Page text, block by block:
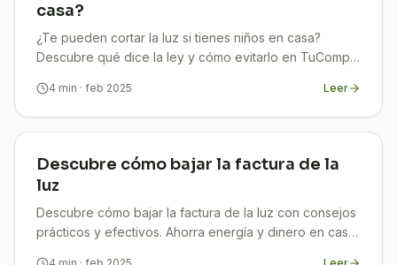
casa?
¿Te pueden cortar la luz si tienes niños en casa?
Descubre qué dice la ley y cómo evitarlo en TuCompi.
4 min · feb 2025 Leer
Descubre cómo bajar la factura de la
luz
Descubre cómo bajar la factura de la luz con consejos
prácticos y efectivos. Ahorra energía y dinero en casa